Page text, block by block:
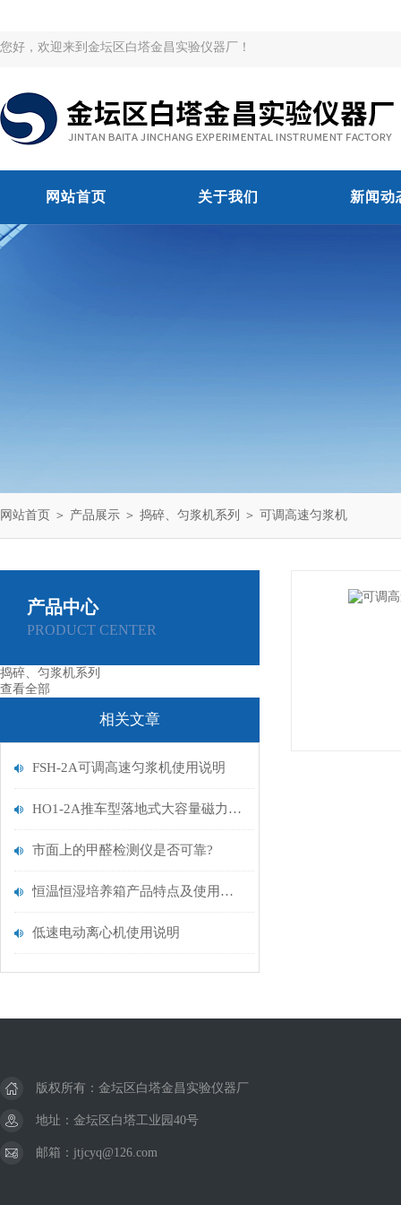
您好，欢迎来到金坛区白塔金昌实验仪器厂！
网站首页 关于我们 新闻动
网站首页 ＞ 产品展示 ＞ 捣碎、匀浆机系列 ＞ 可调高速匀浆机
产品中心
PRODUCT CENTER
捣碎、匀浆机系列
查看全部
相关文章
FSH-2A可调高速匀浆机使用说明
HO1-2A推车型落地式大容量磁力搅拌器使用方法
市面上的甲醛检测仪是否可靠?
恒温恒湿培养箱产品特点及使用说明
低速电动离心机使用说明
版权所有：金坛区白塔金昌实验仪器厂
地址：金坛区白塔工业园40号
邮箱：jtjcyq@126.com